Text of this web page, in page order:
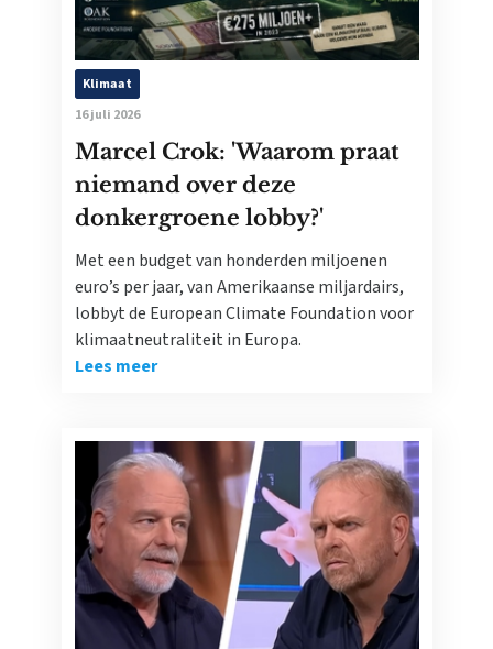
Klimaat
16 juli 2026
Marcel Crok: 'Waarom praat
niemand over deze
donkergroene lobby?'
Met een budget van honderden miljoenen
euro’s per jaar, van Amerikaanse miljardairs,
lobbyt de European Climate Foundation voor
klimaatneutraliteit in Europa.
Lees meer